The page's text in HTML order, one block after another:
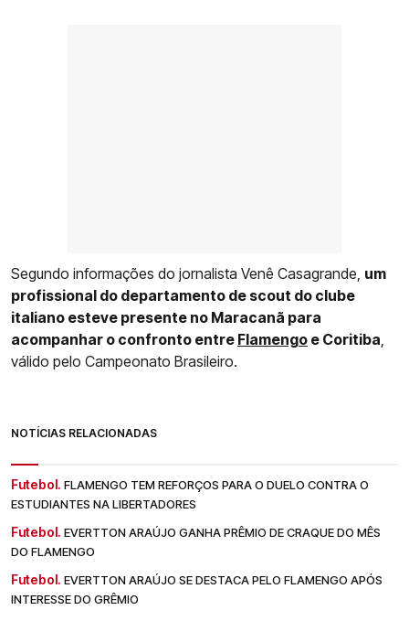
Segundo informações do jornalista Venê Casagrande, um
profissional do departamento de scout do clube
italiano esteve presente no Maracanã para
acompanhar o confronto entre Flamengo e Coritiba
válido pelo Campeonato Brasileiro.
NOTÍCIAS RELACIONADAS
Futebol. FLAMENGO TEM REFORÇOS PARA O DUELO CONTRA O
ESTUDIANTES NA LIBERTADORES
Futebol. EVERTTON ARAÚJO GANHA PRÊMIO DE CRAQUE DO MÊS
DO FLAMENGO
Futebol. EVERTTON ARAÚJO SE DESTACA PELO FLAMENGO APÓS
INTERESSE DO GRÊMIO